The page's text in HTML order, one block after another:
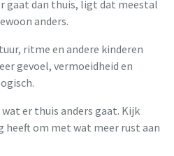
gaat dan thuis, ligt dat meestal
anders.
ritme en andere kinderen
gevoel, vermoeidheid en
er thuis anders gaat. Kijk
heeft om met wat meer rust aan